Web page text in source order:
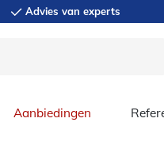
Advies van experts
Aanbiedingen